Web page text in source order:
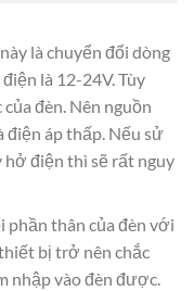
là chuyển đổi dòng
là 12-24V. Tùy
đèn. Nên nguồn
điện áp thấp. Nếu sử
hở điện thì sẽ rất nguy
phần thân của đèn với
bị trở nên chắc
nhập vào đèn được.